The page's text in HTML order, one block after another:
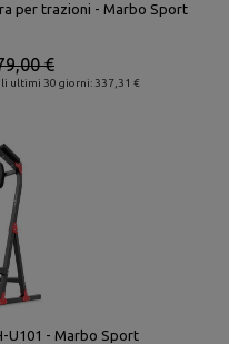
per trazioni - Marbo Sport
ultimi 30 giorni: 337,31 €
€
U101 - Marbo Sport